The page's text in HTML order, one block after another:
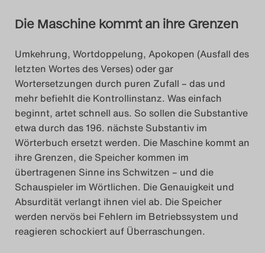
Die Maschine kommt an ihre Grenzen
Umkehrung, Wortdoppelung, Apokopen (Ausfall des
letzten Wortes des Verses) oder gar
Wortersetzungen durch puren Zufall – das und
mehr befiehlt die Kontrollinstanz. Was einfach
beginnt, artet schnell aus. So sollen die Substantive
etwa durch das 196. nächste Substantiv im
Wörterbuch ersetzt werden. Die Maschine kommt an
ihre Grenzen, die Speicher kommen im
übertragenen Sinne ins Schwitzen – und die
Schauspieler im Wörtlichen. Die Genauigkeit und
Absurdität verlangt ihnen viel ab. Die Speicher
werden nervös bei Fehlern im Betriebssystem und
reagieren schockiert auf Überraschungen.